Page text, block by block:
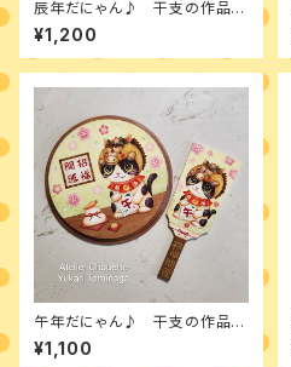
辰年だにゃん♪ 干支の作品
2種類のデザインパケット
¥1,200
午年だにゃん♪ 干支の作品
2種類のデザインパケット
¥1,100